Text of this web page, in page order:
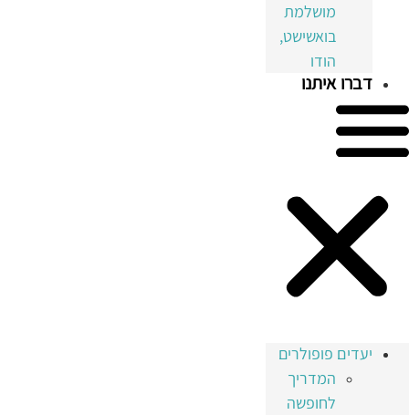
מושלמת
בואשישט,
הודו
דברו איתנו
יעדים פופולרים
המדריך
לחופשה